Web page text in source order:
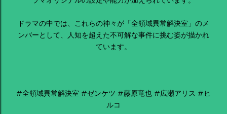
ドラマの中では、これらの神々が「全領域異常解決室」のメ
ンバーとして、人知を超えた不可解な事件に挑む姿が描かれ
ています。
#全領域異常解決室 #ゼンケツ #藤原竜也 #広瀬アリス #ヒ
ルコ